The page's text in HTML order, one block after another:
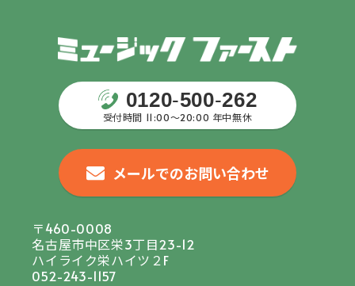
0120-500-262
受付時間 11:00〜20:00 年中無休
メールでのお問い合わせ
〒460-0008
名古屋市中区栄3丁目23-12
ハイライク栄ハイツ２F
052-243-1157